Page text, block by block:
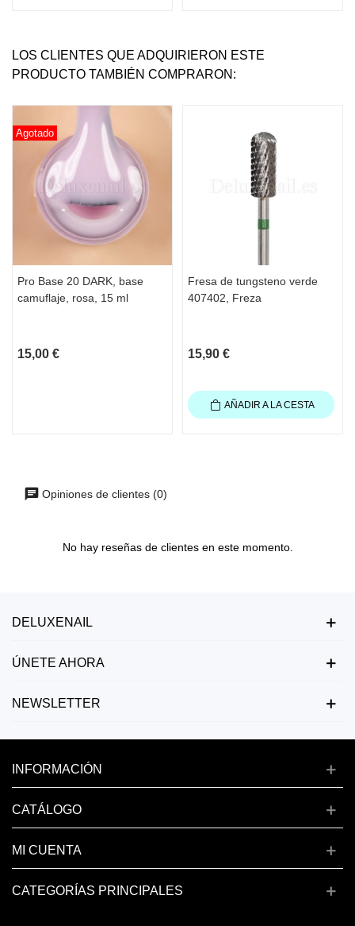
LOS CLIENTES QUE ADQUIRIERON ESTE
PRODUCTO TAMBIÉN COMPRARON:
Agotado
Pro Base 20 DARK, base
camuflaje, rosa, 15 ml
15,00 €
Fresa de tungsteno verde
407402, Freza
15,90 €
AÑADIR A LA CESTA
Opiniones de clientes (0)
No hay reseñas de clientes en este momento.
DELUXENAIL
ÚNETE AHORA
NEWSLETTER
INFORMACIÓN
CATÁLOGO
MI CUENTA
CATEGORÍAS PRINCIPALES